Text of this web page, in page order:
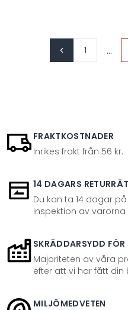
1 ...
FRAKTKOSTNADER
Inrikes frakt från 56 kr.
14 DAGARS
Du kan ta 14 dagar
inspektion av varorna
SKRÄDDARSYDD FÖR
Majoriteten av våra
efter att vi har fått din
MILJÖMEDVETEN